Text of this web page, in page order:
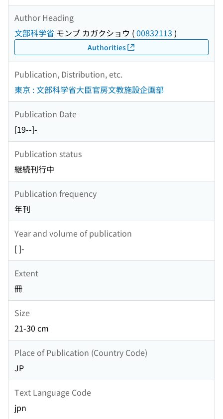
Author Heading
文部科学省 モンブ カガクショウ (00832113 )
Authorities
Publication, Distribution, etc.
東京 : 文部科学省大臣官房文教施設企画部
Publication Date
[19--]-
Publication status
継続刊行中
Publication frequency
年刊
Year and volume of publication
[ ]-
Extent
冊
Size
21-30 cm
Place of Publication (Country Code)
JP
Text Language Code
jpn